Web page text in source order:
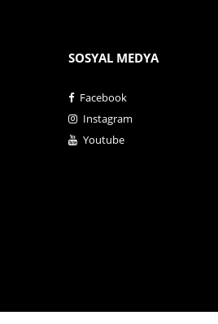
SOSYAL MEDYA
Facebook
Instagram
Youtube